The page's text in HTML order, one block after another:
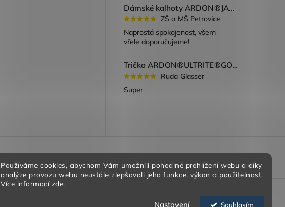
Používáme cookies, abychom Vám umožnili pohodlné prohlížení webu a díky
analýze provozu webu neustále zlepšovali jeho funkce, výkon a použitelnost.
Více informací zde.
Souhlasím
Nastavení
Dámské kalhoty ARDON®JASVENA šedá
ZŠ a MŠ Petrovice
Naprostá spokojenost, všem
vřele doporučujeme!
Tričko ARDON®ULTRITE®GO! dámské růžová
Ruda Glasser
Super